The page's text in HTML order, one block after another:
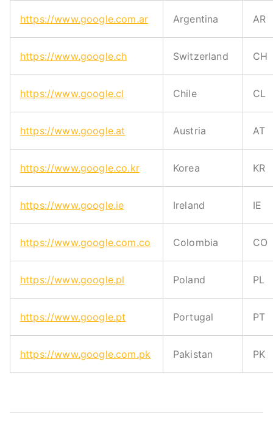
https://www.google.com.ar Argentina AR
https://www.google.ch Switzerland CH
https://www.google.cl Chile CL
https://www.google.at Austria AT
https://www.google.co.kr Korea KR
https://www.google.ie Ireland IE
https://www.google.com.co Colombia CO
https://www.google.pl Poland PL
https://www.google.pt Portugal PT
https://www.google.com.pk Pakistan PK